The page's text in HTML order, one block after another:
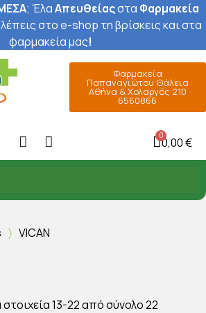
; ΈλαΑπευθείαςστα Φαρμακεία
στο e-shop τη βρίσκεις και στα
φαρμακεία μας!
Φαρμακεία
Παπαναγιώτου Θάλεια
Αθήνα & Χολαργός 210
6560866
0,00 €
VICAN
13-22 από σύνολο 22